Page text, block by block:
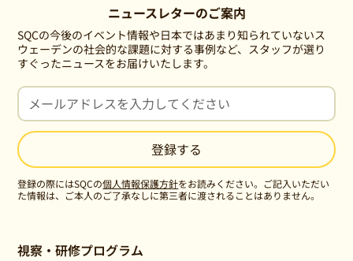
ニュースレターのご案内
SQCの今後のイベント情報や日本ではあまり知られていないス
ウェーデンの社会的な課題に対する事例など、スタッフが選り
すぐったニュースをお届けいたします。
登録の際にはSQCの個人情報保護方針をお読みください。ご記入いただい
た情報は、ご本人のご了承なしに第三者に渡されることはありません。
視察・研修プログラム